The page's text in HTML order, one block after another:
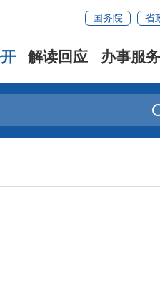
国务院 省
解读回应 办事服务